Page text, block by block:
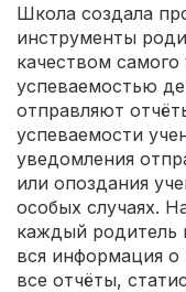
Школа создала
инструменты
качеством самого
успеваемостью
отправляют
успеваемости
уведомления
или опоздания
особых случаях.
каждый родитель
вся информация
все отчёты,